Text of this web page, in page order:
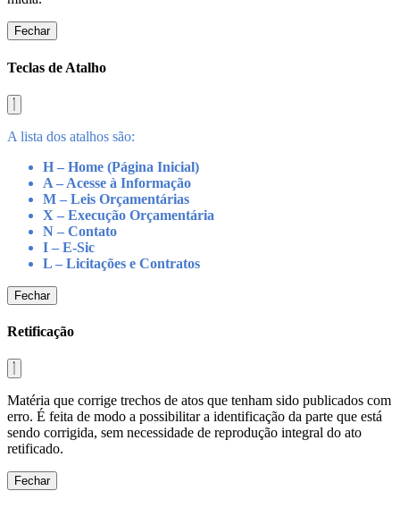
Fechar
Teclas de Atalho
A lista dos atalhos são:
H – Home (Página Inicial)
A – Acesse à Informação
M – Leis Orçamentárias
X – Execução Orçamentária
N – Contato
I – E-Sic
L – Licitações e Contratos
Fechar
Retificação
Matéria que corrige trechos de atos que tenham sido publicados com
erro. É feita de modo a possibilitar a identificação da parte que está
sendo corrigida, sem necessidade de reprodução integral do ato
retificado.
Fechar